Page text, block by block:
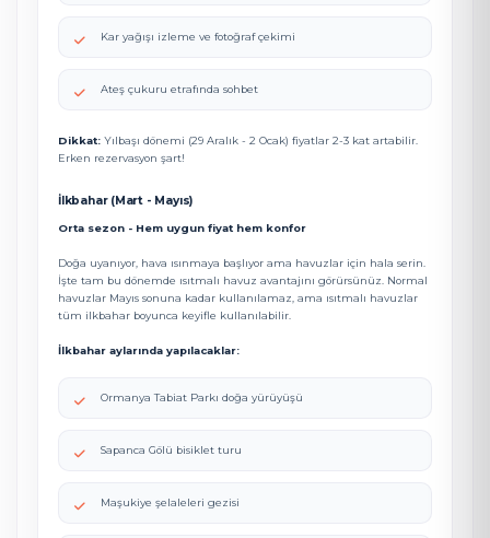
Kar yağışı izleme ve fotoğraf çekimi
Ateş çukuru etrafında sohbet
Dikkat: Yılbaşı dönemi (29 Aralık - 2 Ocak) fiyatlar 2-3 kat artabilir.
Erken rezervasyon şart!
İlkbahar (Mart - Mayıs)
Orta sezon - Hem uygun fiyat hem konfor
Doğa uyanıyor, hava ısınmaya başlıyor ama havuzlar için hala serin.
İşte tam bu dönemde ısıtmalı havuz avantajını görürsünüz. Normal
havuzlar Mayıs sonuna kadar kullanılamaz, ama ısıtmalı havuzlar
tüm ilkbahar boyunca keyifle kullanılabilir.
İlkbahar aylarında yapılacaklar:
Ormanya Tabiat Parkı doğa yürüyüşü
Sapanca Gölü bisiklet turu
Maşukiye şelaleleri gezisi